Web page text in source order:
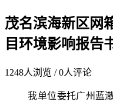
茂名滨海新区网
目环境影响报告
1248人浏览 /0人评论
我单位委托广州蓝澈